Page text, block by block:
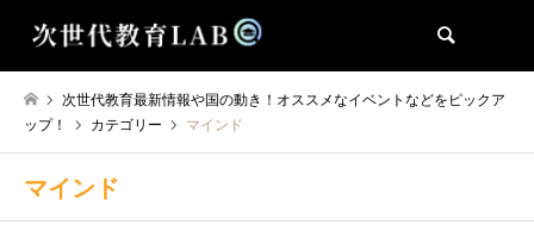
次世代教育最新情報や国の動き！オススメなイベントなどをピックア
ップ！
カテゴリー マインド
マインド